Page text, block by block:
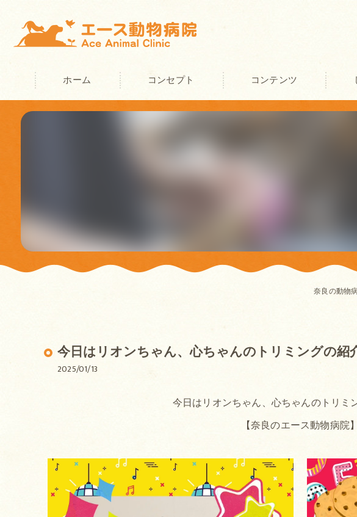
ホーム コンセプト
奈良の動物病院･エース動物病院の口コミ情報
奈良の動物病院･エース動物病院の評判
奈良の動物病院･エース動物病院のお客様の声
コンテンツ
奈良の動物
今日はリオンちゃん、心ちゃんのトリミングの紹
2025/01/13
今日はリオンちゃん、心ちゃんのトリミ
【奈良のエース動物病院】